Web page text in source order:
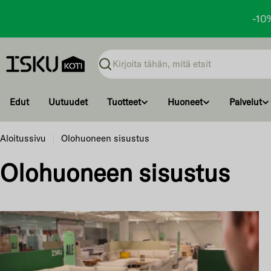
-
ja
siirry
Haku
Edut Uutuudet Tuotteet Huoneet Palvelut
Aloitussivu Olohuoneen sisustus
O
o
h
Olohuoneen sisustus